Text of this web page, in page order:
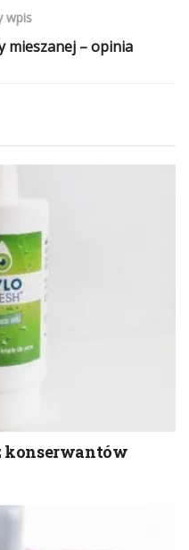
wpis
mieszanej – opinia
konserwantów